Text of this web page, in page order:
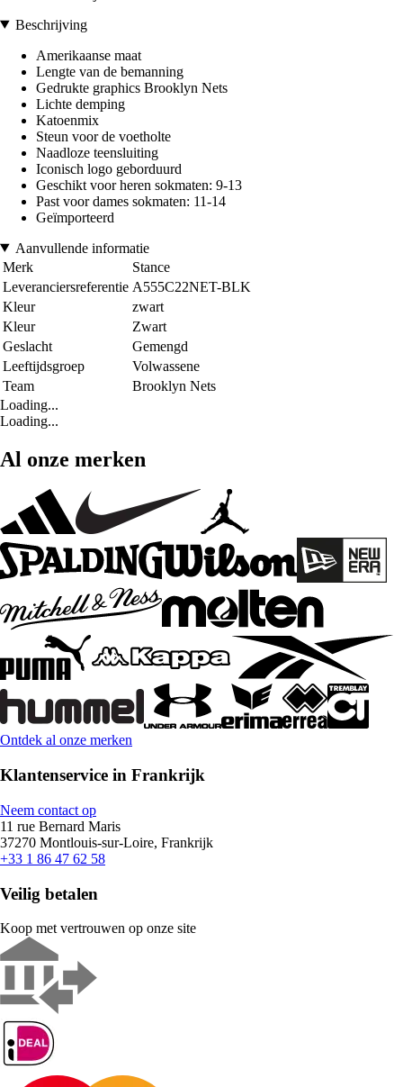
Beschrijving
Amerikaanse maat
Lengte van de bemanning
Gedrukte graphics Brooklyn Nets
Lichte demping
Katoenmix
Steun voor de voetholte
Naadloze teensluiting
Iconisch logo geborduurd
Geschikt voor heren sokmaten: 9-13
Past voor dames sokmaten: 11-14
Geïmporteerd
Aanvullende informatie
Merk
Stance
Leveranciersreferentie A555C22NET-BLK
Kleur
zwart
Kleur
Zwart
Geslacht
Gemengd
Leeftijdsgroep
Volwassene
Team
Brooklyn Nets
Loading...
Loading...
Al onze merken
Ontdek al onze merken
Klantenservice in Frankrijk
Neem contact op
11 rue Bernard Maris
37270 Montlouis-sur-Loire, Frankrijk
+33 1 86 47 62 58
Veilig betalen
Koop met vertrouwen op onze site